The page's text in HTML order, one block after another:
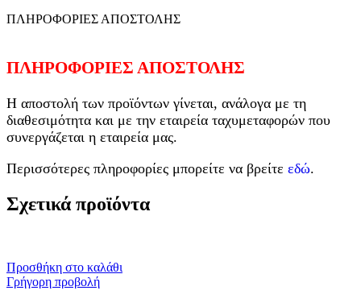
ΠΛΗΡΟΦΟΡΙΕΣ ΑΠΟΣΤΟΛΗΣ
ΠΛΗΡΟΦΟΡΙΕΣ ΑΠΟΣΤΟΛΗΣ
Η αποστολή των προϊόντων γίνεται, ανάλογα με τη
διαθεσιμότητα και με την εταιρεία ταχυμεταφορών που
συνεργάζεται η εταιρεία μας.
Περισσότερες πληροφορίες μπορείτε να βρείτε εδώ.
Σχετικά προϊόντα
Προσθήκη στο καλάθι
Γρήγορη προβολή